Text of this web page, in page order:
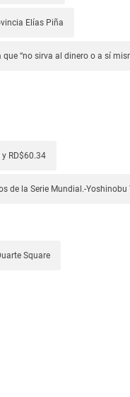
Elías Piña
“no sirva al dinero o a sí
RD$60.34
de la Serie Mundial.-
Square